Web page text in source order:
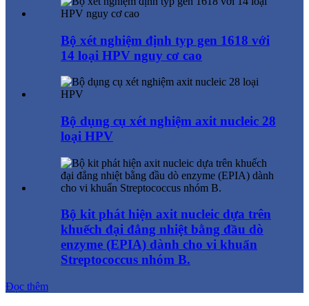
Bộ xét nghiệm định typ gen 1618 với
14 loại HPV nguy cơ cao
Bộ dụng cụ xét nghiệm axit nucleic 28
loại HPV
Bộ kit phát hiện axit nucleic dựa trên
khuếch đại đẳng nhiệt bằng đầu dò
enzyme (EPIA) dành cho vi khuẩn
Streptococcus nhóm B.
Đọc thêm